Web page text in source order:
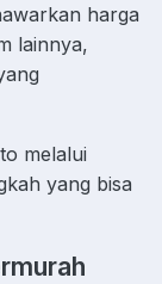
harga
lainnya,
melalui
yang bisa